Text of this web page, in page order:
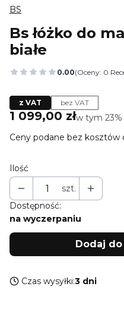
BS
Bs łóżko do
białe
0.00(Oceny: 0
Przejdź do
z VAT bez VAT
Cena
1 099,00 złw tym 23%
w tym 23%
Ceny podane bez kosztów
Ilość
szt.
Dostępność:
na wyczerpaniu
Dodaj
Czas wysyłki:3 dni